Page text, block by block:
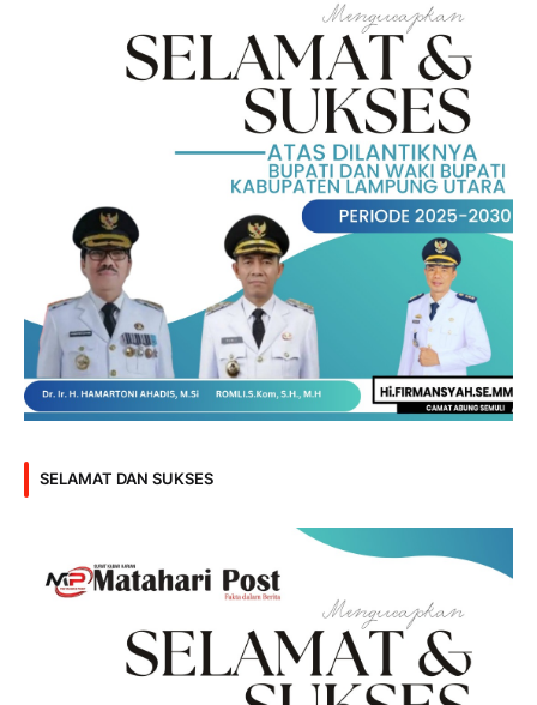
SELAMAT DAN SUKSES